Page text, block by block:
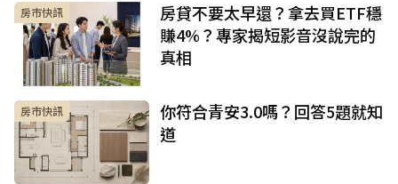
房市快訊
房貸不要太早還？拿去買ETF穩
賺4%？專家揭短影音沒說完的
真相
房市快訊
你符合青安3.0嗎？回答5題就知
道